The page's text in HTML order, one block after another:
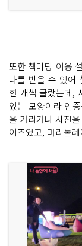
또한 책마당 이용
나를 받을 수 있어
한 개씩 골랐는데,
있는 모양이라 인
을 가리거나 사진
이즈였고, 머리둘